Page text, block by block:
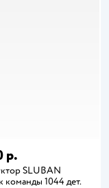
р.
SLUBAN
команды 1044 дет.